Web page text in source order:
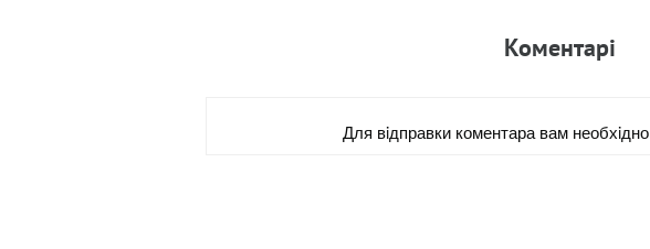
Коментарi
Для вiдправки коментара вам необхiдно